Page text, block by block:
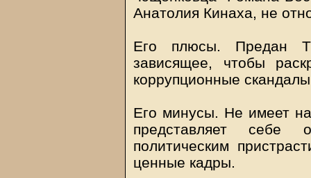
Анатолия Кинаха, не
Его плюсы. Предан
зависящее, чтобы
коррупционные
Его минусы. Не имеет
представляет себе
политическим
ценные кадры.